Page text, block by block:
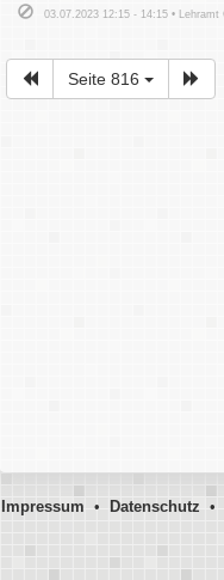
03.07.2023 12:15 - 14:15 • Lehramt
Seite 816
Impressum • Datenschutz •